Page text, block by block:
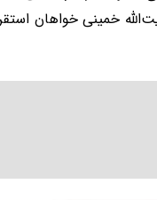
آیت‌الله خمینی خواهان